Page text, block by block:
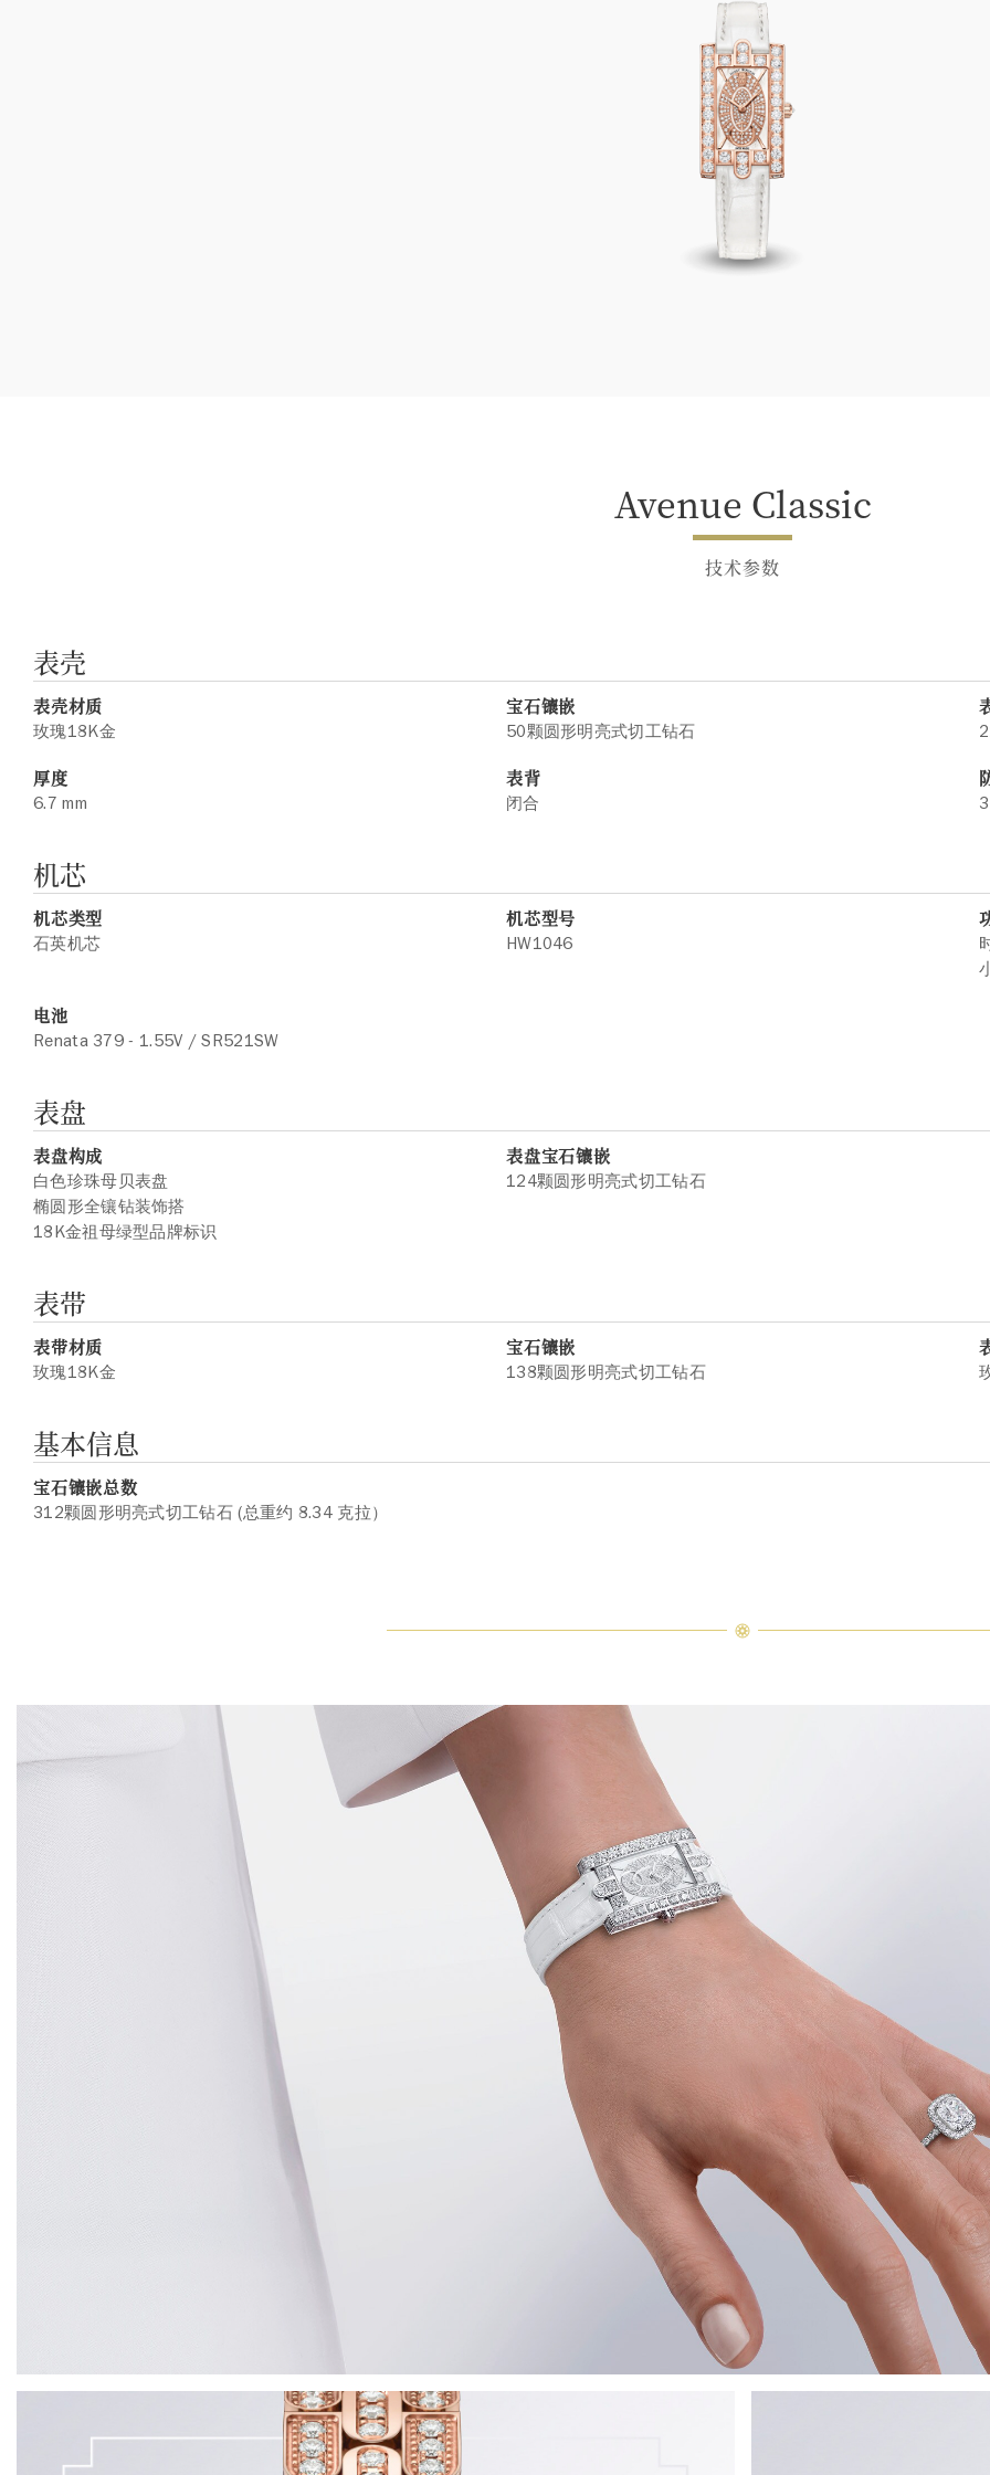
Avenue Classic
技术参数
表壳
表壳材质
玫瑰18K金
宝石镶嵌
50颗圆形明亮式切工钻石
厚度
6.7 mm
表背
闭合 3
机芯
机芯类型
石英机芯
机芯型号
HW1046
电池
Renata 379 - 1.55V / SR521SW
表盘
表盘构成
白色珍珠母贝表盘
椭圆形全镶钻装饰搭
18K金祖母绿型品牌标识
表盘宝石镶嵌
124颗圆形明亮式切工钻石
表带
表带材质
玫瑰18K金
宝石镶嵌
138颗圆形明亮式切工钻石
基本信息
宝石镶嵌总数
312颗圆形明亮式切工钻石 (总重约 8.34 克拉）